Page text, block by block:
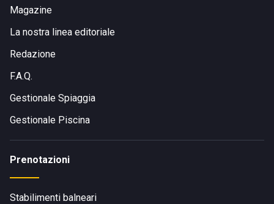
Magazine
La nostra linea editoriale
Redazione
F.A.Q.
Gestionale Spiaggia
Gestionale Piscina
Prenotazioni
Stabilimenti balneari